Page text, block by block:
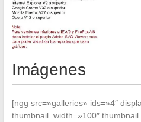
Imágenes
[ngg src=»galleries» ids=»4″
thumbnail_width=»100″